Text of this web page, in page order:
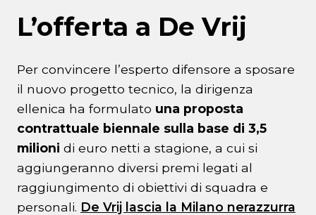
L’offerta a De Vrij
Per convincere l’esperto difensore a sposare
il nuovo progetto tecnico, la dirigenza
ellenica ha formulato una proposta
contrattuale biennale sulla base di 3,5
milioni di euro netti a stagione, a cui si
aggiungeranno diversi premi legati al
raggiungimento di obiettivi di squadra e
personali. De Vrij lascia la Milano nerazzurra